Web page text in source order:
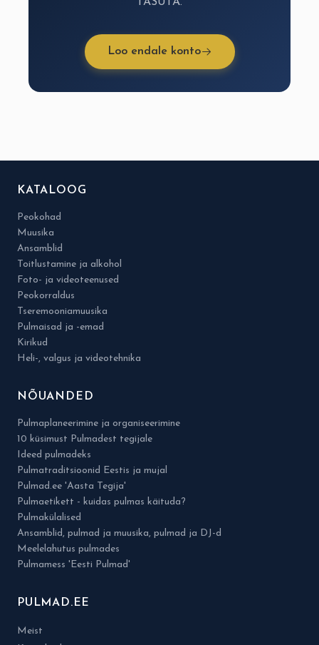
Loo endale konto
KATALOOG
Peokohad
Muusika
Ansamblid
Toitlustamine ja alkohol
Foto- ja videoteenused
Peokorraldus
Tseremooniamuusika
Pulmaisad ja -emad
Kirikud
Heli-, valgus ja videotehnika
NÕUANDED
Pulmaplaneerimine ja organiseerimine
10 küsimust Pulmadest tegijale
Ideed pulmadeks
Pulmatraditsioonid Eestis ja mujal
Pulmad.ee 'Aasta Tegija'
Pulmaetikett - kuidas pulmas käituda?
Pulmakülalised
Ansamblid, pulmad ja muusika, pulmad ja DJ-d
Meelelahutus pulmades
Pulmamess 'Eesti Pulmad'
PULMAD.EE
Meist